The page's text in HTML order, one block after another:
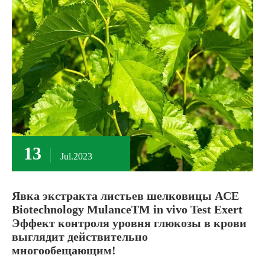
13 Jul.2023
Явка экстракта листьев шелковицы ACE
Biotechnology MulanceTM in vivo Test Exert
Эффект контроля уровня глюкозы в крови
выглядит действительно
многообещающим!